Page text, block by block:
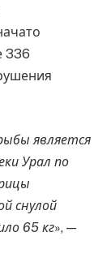
336
является
Урал по
снулой
65 кг», —